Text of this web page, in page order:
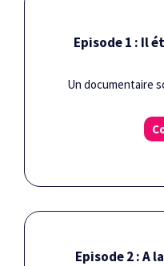
Episode 1 : Il
Un documentaire
Episode 2 : A